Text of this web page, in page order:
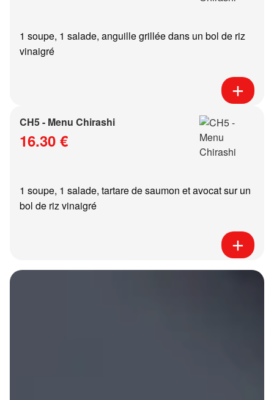
1 soupe, 1 salade, anguille grillée dans un bol de riz
vinaigré
CH5 - Menu Chirashi
16.30 €
1 soupe, 1 salade, tartare de saumon et avocat sur un
bol de riz vinaigré